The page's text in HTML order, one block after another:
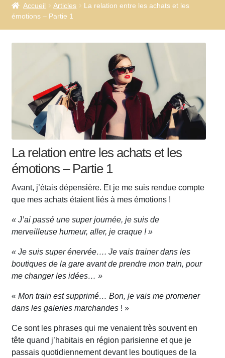
Accueil Articles
La relation entre les achats et les
émotions – Partie 1
La relation entre les achats et les
émotions – Partie 1
Avant, j’étais dépensière. Et je me suis rendue compte
que mes achats étaient liés à mes émotions !
« J’ai passé une super journée, je suis de
merveilleuse humeur, aller, je craque ! »
« Je suis super énervée…. Je vais trainer dans les
boutiques de la gare avant de prendre mon train, pour
me changer les idées… »
« Mon train est supprimé… Bon, je vais me promener
dans les galeries marchandes ! »
Ce sont les phrases qui me venaient très souvent en
tête quand j’habitais en région parisienne et que je
passais quotidiennement devant les boutiques de la